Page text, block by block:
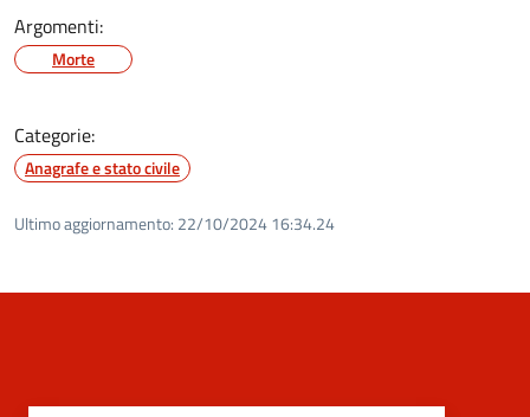
Argomenti:
Morte
Categorie:
Anagrafe e stato civile
Ultimo aggiornamento: 22/10/2024 16:34.24